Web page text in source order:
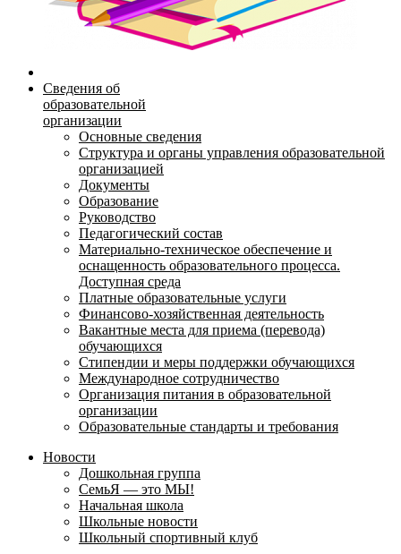
Сведения об
образовательной
организации
Основные сведения
Структура и органы управления образовательной
организацией
Документы
Образование
Руководство
Педагогический состав
Материально-техническое обеспечение и
оснащенность образовательного процесса.
Доступная среда
Платные образовательные услуги
Финансово-хозяйственная деятельность
Вакантные места для приема (перевода)
обучающихся
Стипендии и меры поддержки обучающихся
Международное сотрудничество
Организация питания в образовательной
организации
Образовательные стандарты и требования
Новости
Дошкольная группа
СемьЯ — это МЫ!
Начальная школа
Школьные новости
Школьный спортивный клуб